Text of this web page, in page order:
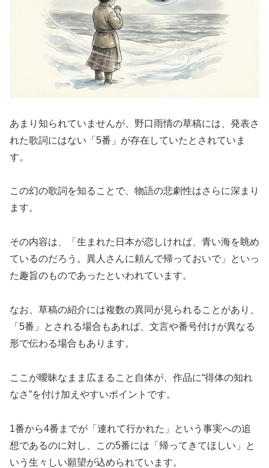
あまり知られていませんが、野口雨情の草稿には、発表さ
れた歌詞にはない「5番」が存在していたとされていま
す。
この幻の歌詞を知ることで、物語の悲劇性はさらに深まり
ます。
その内容は、「生まれた日本が恋しければ、青い海を眺め
ているのだろう。異人さんに頼んで帰っておいで」といっ
た趣旨のものであったといわれています。
なお、草稿の紹介には複数の異同が見られることがあり、
「5番」とされる場合もあれば、文言や番号付けが異なる
形で伝わる場合もあります。
ここが曖昧なまま広まること自体が、作品に“得体の知れ
なさ”を付け加えやすいポイントです。
1番から4番までが「連れて行かれた」という事実への追
想であるのに対し、この5番には「帰ってきてほしい」と
いう生々しい願望が込められています。